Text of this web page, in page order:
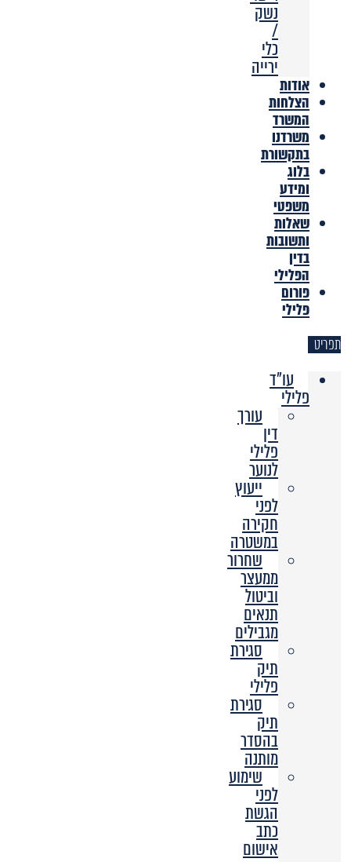
נשק
/
כלי
ירייה
אודות
הצלחות
המשרד
משרדנו
בתקשורת
בלוג
ומידע
משפטי
שאלות
ותשובות
בדין
הפלילי
פורום
פלילי
תפריט
עו"ד
פלילי
עורך
דין
פלילי
לנוער
ייעוץ
לפני
חקירה
במשטרה
שחרור
ממעצר
וביטול
תנאים
מגבילים
סגירת
תיק
פלילי
סגירת
תיק
בהסדר
מותנה
שימוע
לפני
הגשת
כתב
אישום